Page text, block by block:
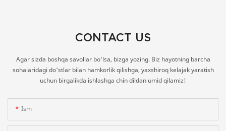
CONTACT US
Agar sizda boshqa savollar bo'lsa, bizga yozing. Biz hayotning barcha
sohalaridagi do'stlar bilan hamkorlik qilishga, yaxshiroq kelajak yaratish
uchun birgalikda ishlashga chin dildan umid qilamiz!
Ism